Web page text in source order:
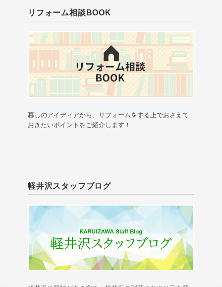
リフォーム相談BOOK
暮しのアイディアから、リフォームをする上でおさえて
おきたいポイントをご紹介します！
軽井沢スタッフブログ